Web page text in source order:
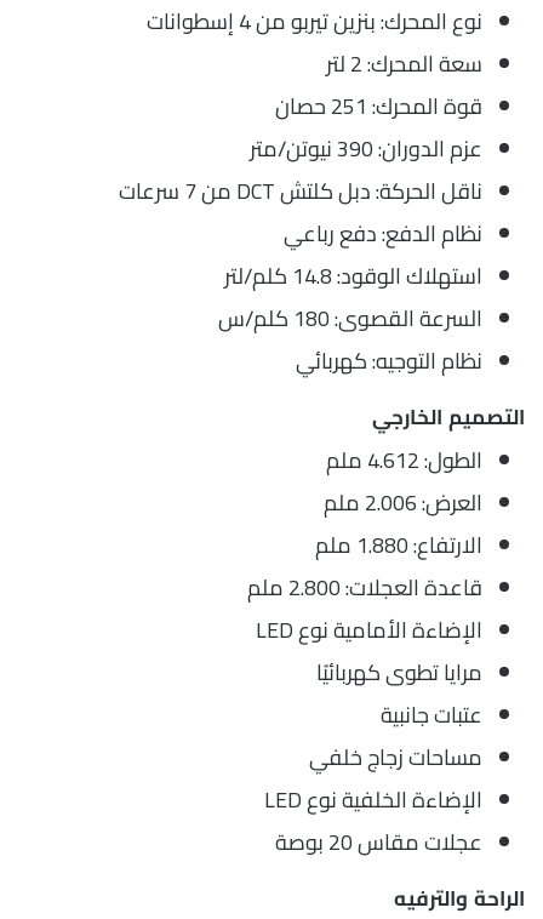
نوع المحرك: بنزين تيربو من 4 إسطوانات
سعة المحرك: 2 لتر
قوة المحرك: 251 حصان
عزم الدوران: 390 نيوتن/متر
ناقل الحركة: دبل كلتش DCT من 7 سرعات
نظام الدفع: دفع رباعي
استهلاك الوقود: 14.8 كلم/لتر
السرعة القصوى: 180 كلم/س
نظام التوجيه: كهربائي
التصميم الخارجي
الطول: 4.612 ملم
العرض: 2.006 ملم
الارتفاع: 1.880 ملم
قاعدة العجلات: 2.800 ملم
الإضاءة الأمامية نوع LED
مرايا تطوى كهربائيًا
عتبات جانبية
مساحات زجاج خلفي
الإضاءة الخلفية نوع LED
عجلات مقاس 20 بوصة
الراحة والترفيه